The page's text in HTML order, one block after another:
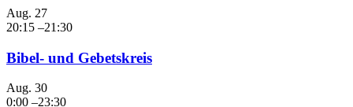
Aug. 27
20:15 –21:30
Bibel- und Gebetskreis
Aug. 30
0:00 –23:30